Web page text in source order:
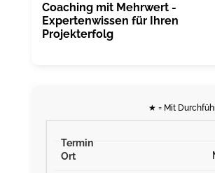
Coaching mit Mehrwert -
Expertenwissen für Ihren
Projekterfolg
★ = Mit